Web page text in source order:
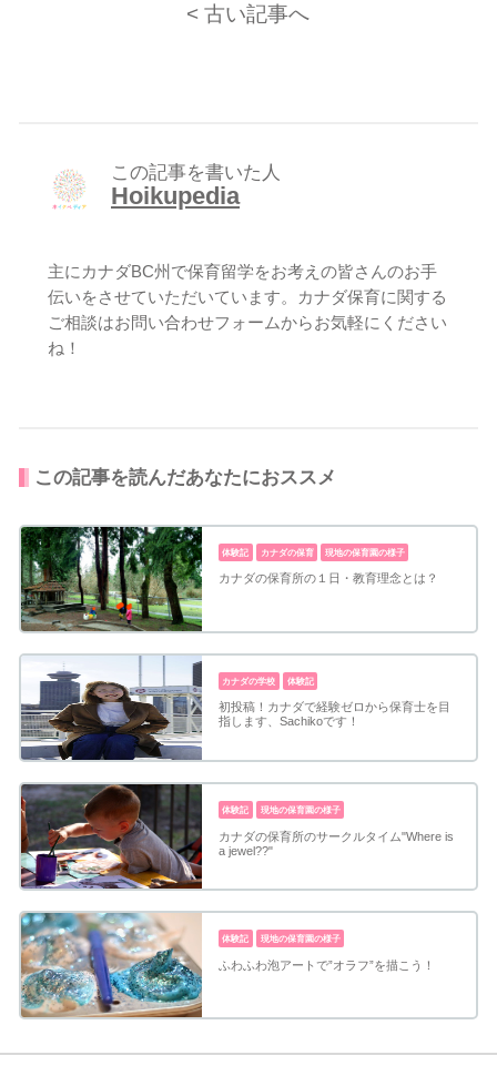
< 古い記事へ
この記事を書いた人
Hoikupedia
主にカナダBC州で保育留学をお考えの皆さんのお手
伝いをさせていただいています。カナダ保育に関する
ご相談はお問い合わせフォームからお気軽にください
ね！
この記事を読んだあなたにおススメ
体験記 カナダの保育 現地の保育園の様子
カナダの保育所の１日・教育理念とは？
カナダの学校 体験記
初投稿！カナダで経験ゼロから保育士を目
指します、Sachikoです！
体験記 現地の保育園の様子
カナダの保育所のサークルタイム"Where is
a jewel??"
体験記 現地の保育園の様子
ふわふわ泡アートで”オラフ”を描こう！